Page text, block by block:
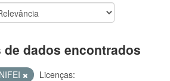
dados encontrados
Licenças: